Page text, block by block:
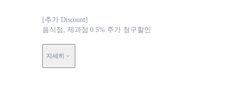
[추가 Discount]
음식점, 제과점 0.5% 추가 청구할인
자세히